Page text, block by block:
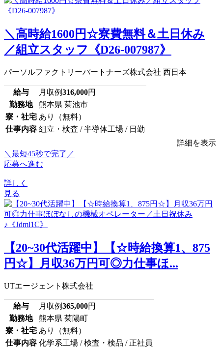
＼高時給1600円☆寮費無料＆土日休み
／組立スタッフ《D26-007987》
パーソルファクトリーパートナーズ株式会社 西日本
給与 月収例316,000円
勤務地
熊本県 菊池市
寮・社宅 あり（無料）
仕事内容 組立・検査 / 半導体工場 / 日勤
詳細を表示
＼最短45秒で完了／
応募へ進む
詳しく
見る
【20~30代活躍中】【☆時給換算1、875
円☆】月収36万円可◎力仕事ほ...
UTエージェント株式会社
給与 月収例365,000円
勤務地
熊本県 菊陽町
寮・社宅 あり（無料）
仕事内容 化学系工場 / 検査・検品 / 正社員